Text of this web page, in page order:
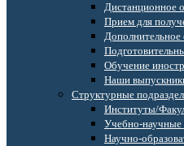
Дистанционное
Прием для
Дополнительное
Обучение
Наши
Структурные
Институты/
Учебно-научные
Научно-